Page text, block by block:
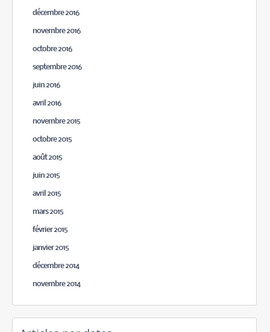
décembre 2016
novembre 2016
octobre 2016
septembre 2016
juin 2016
avril 2016
novembre 2015
octobre 2015
août 2015
juin 2015
avril 2015
mars 2015
février 2015
janvier 2015
décembre 2014
novembre 2014